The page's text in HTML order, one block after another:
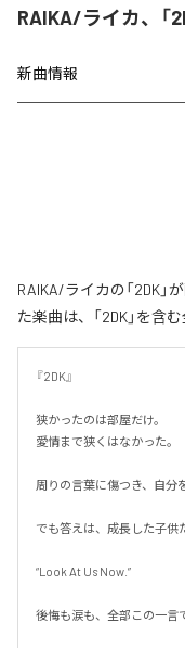
RAIKA/ライカ、「
新曲情報
RAIKA/ライカの「2DK
た楽曲は、「2DK」を含
『2DK』
狭かったのは部屋だけ。
愛情まで狭くはなかった。
周りの言葉に傷つき、自分
でも答えは、成長した子供
“Look At Us Now.”
後悔も涙も、全部この一言